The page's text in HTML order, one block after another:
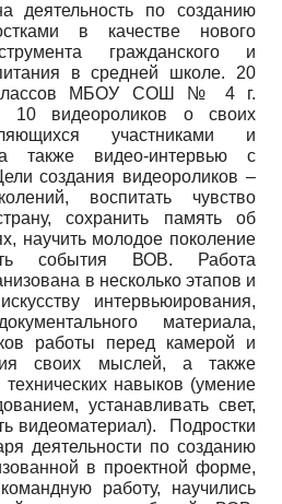
деятельность по созданию
в качестве нового
гражданского и
в средней школе. 20
классов МБОУ СОШ № 4 г.
10 видеороликов о своих
участниками и
также видео-интервью с
создания видеороликов –
воспитать чувство
сохранить память об
научить молодое поколение
события ВОВ. Работа
в несколько этапов и
интервьюирования,
материала,
работы перед камерой и
своих мыслей, а также
навыков (умение
устанавливать свет,
видеоматериал). Подростки
деятельности по созданию
в проектной форме,
работу, научились